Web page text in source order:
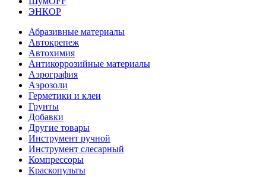
ЭНКОР
Абразивные материалы
Автокрепеж
Автохимия
Антикоррозийные материалы
Аэрография
Аэрозоли
Герметики и клеи
Грунты
Добавки
Другие товары
Инструмент ручной
Инструмент слесарный
Компрессоры
Краскопульты